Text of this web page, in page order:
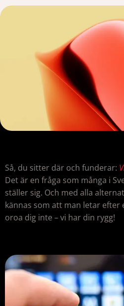
Så, du sitter där och funderar:
Det är en fråga som många i
ställer sig. Och med alla
kännas som att man letar efter
oroa dig inte – vi har din rygg!